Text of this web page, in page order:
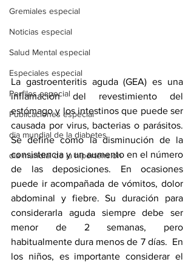
Gremiales especial
Noticias especial
Salud Mental especial
Especiales especial
Perfiles especial
Publicaciones especial
dia mundial de la diabetes
dia mundial de la hipertension
La gastroenteritis aguda (GEA) es una
inflamación del revestimiento del
estómago y los intestinos que puede ser
causada por virus, bacterias o parásitos.
Se define como la disminución de la
consistencia y un aumento en el número
de las deposiciones. En ocasiones
puede ir acompañada de vómitos, dolor
abdominal y fiebre. Su duración para
considerarla aguda siempre debe ser
menor de 2 semanas, pero
habitualmente dura menos de 7 días.  En
los niños, es importante considerar el